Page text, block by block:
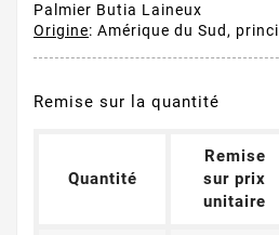
Palmier Butia Laineux
Origine: Amérique du Sud,
Remise sur la quantité
Quantité
Remise
sur prix
unitaire